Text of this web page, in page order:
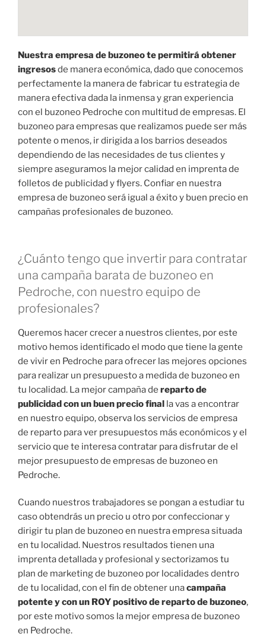
Nuestra empresa de buzoneo te permitirá obtener
ingresosde manera económica, dado que conocemos
perfectamente la manera de fabricar tu estrategia de
manera efectiva dada la inmensa y gran experiencia
con el buzoneo Pedroche con multitud de empresas. El
buzoneo para empresas que realizamos puede ser más
potente o menos, ir dirigida a los barrios deseados
dependiendo de las necesidades de tus clientes y
siempre aseguramos la mejor calidad en imprenta de
folletos de publicidad y flyers. Confiar en nuestra
empresa de buzoneo será igual a éxito y buen precio en
campañas profesionales de buzoneo.
¿Cuánto tengo que invertir para contratar
una campaña barata de buzoneo en
Pedroche, con nuestro equipo de
profesionales?
Queremos hacer crecer a nuestros clientes, por este
motivo hemos identificado el modo que tiene la gente
de vivir en Pedroche para ofrecer las mejores opciones
para realizar un presupuesto a medida de buzoneo en
tu localidad. La mejor campaña de reparto de
publicidad con un buen precio final la vas a encontrar
en nuestro equipo, observa los servicios de empresa
de reparto para ver presupuestos más económicos y el
servicio que te interesa contratar para disfrutar de el
mejor presupuesto de empresas de buzoneo en
Pedroche.
Cuando nuestros trabajadores se pongan a estudiar tu
caso obtendrás un precio u otro por confeccionar y
dirigir tu plan de buzoneo en nuestra empresa situada
en tu localidad. Nuestros resultados tienen una
imprenta detallada y profesional y sectorizamos tu
plan de marketing de buzoneo por localidades dentro
de tu localidad, con el fin de obtener unacampaña
potente y con un ROY positivo de reparto de buzoneo,
por este motivo somos la mejor empresa de buzoneo
en Pedroche.